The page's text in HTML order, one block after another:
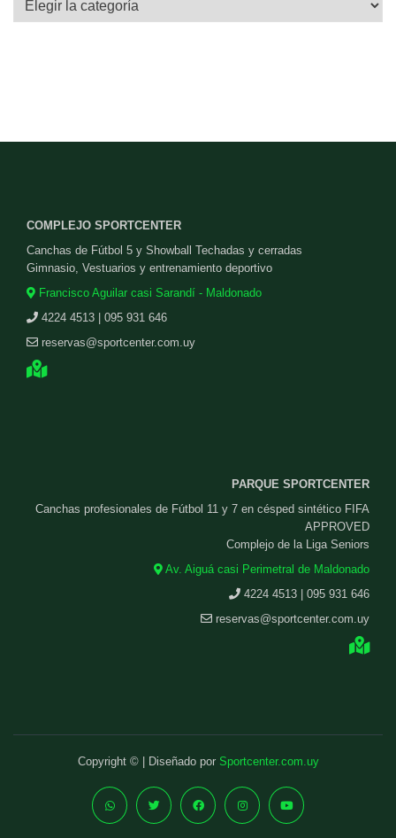
COMPLEJO SPORTCENTER
Canchas de Fútbol 5 y Showball Techadas y cerradas
Gimnasio, Vestuarios y entrenamiento deportivo
Francisco Aguilar casi Sarandí - Maldonado
4224 4513 | 095 931 646
reservas@sportcenter.com.uy
PARQUE SPORTCENTER
Canchas profesionales de Fútbol 11 y 7 en césped sintético FIFA
APPROVED
Complejo de la Liga Seniors
Av. Aiguá casi Perimetral de Maldonado
4224 4513 | 095 931 646
reservas@sportcenter.com.uy
Copyright © | Diseñado por Sportcenter.com.uy